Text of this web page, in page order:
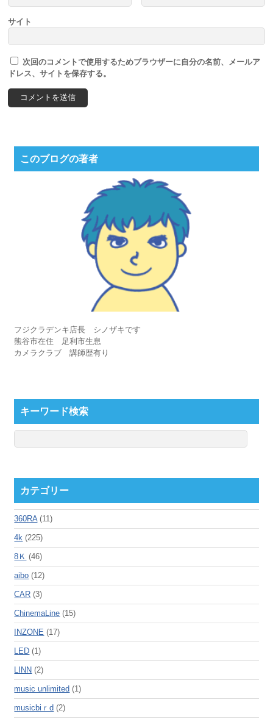
サイト
次回のコメントで使用するためブラウザーに自分の名前、メールア
ドレス、サイトを保存する。
このブログの著者
フジクラデンキ店長 シノザキです
熊谷市在住 足利市生息
カメラクラブ 講師歴有り
キーワード検索
カテゴリー
360RA(11)
4k (225)
8Ｋ (46)
aibo (12)
CAR (3)
ChinemaLine (15)
INZONE (17)
LED (1)
LINN (2)
music unlimited (1)
musicbiｒd (2)